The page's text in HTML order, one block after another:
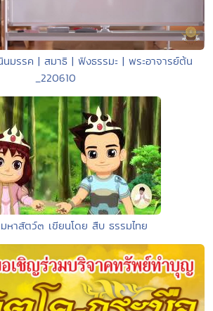
นมรรค | สมาธิ | ฟังธรรมะ | พระอาจารย์ต้น
_220610
หาสัตว์๓ เขียนโดย สืบ ธรรมไทย